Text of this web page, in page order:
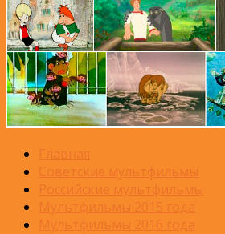
Главная
Советские мультфильмы
Российские мультфильмы
Мультфильмы 2015 года
Мультфильмы 2016 года